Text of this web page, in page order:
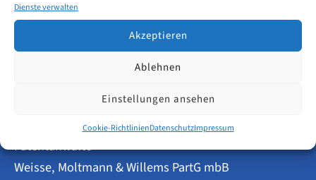
Dienste verwalten
Akzeptieren
Ablehnen
Einstellungen ansehen
Cookie-RichtlinienDatenschutzImpressum
Patentanwälte
Weisse, Moltmann & Willems PartG mbB